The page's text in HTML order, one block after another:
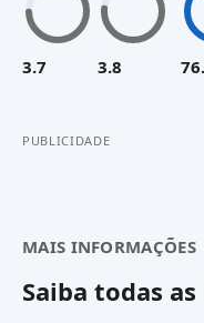
3.7 3.8
PUBLICIDADE
MAIS INFORMAÇÕES
Saiba todas